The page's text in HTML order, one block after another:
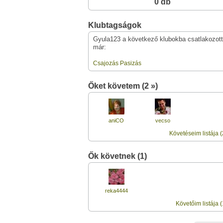
0 db
Klubtagságok
Gyula123 a következő klubokba csatlakozott
már:
Csajozás Pasizás
Őket követem (2 »)
aniCO vecso
Követéseim listája
Ők követnek (1)
reka4444
Követőim listája